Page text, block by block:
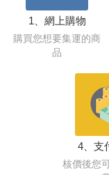
1、網上購物
購買您想要集運的商
品
4、支
核價後您